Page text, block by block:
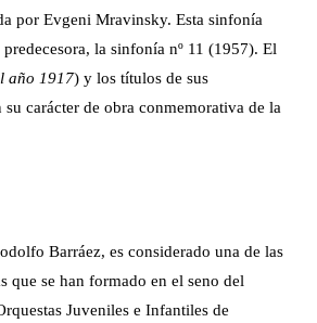
por Evgeni Mravinsky. Esta sinfonía
la sinfonía nº 11 (1957). El
año 1917) y los títulos de sus
carácter de obra conmemorativa de la
Barráez, es considerado una de las
que se han formado en el seno del
Juveniles e Infantiles de